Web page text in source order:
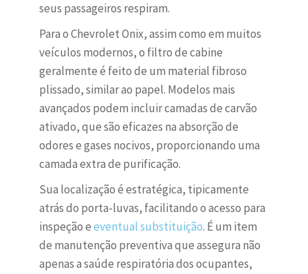
seus passageiros respiram.
Para o Chevrolet Onix, assim como em muitos
veículos modernos, o filtro de cabine
geralmente é feito de um material fibroso
plissado, similar ao papel. Modelos mais
avançados podem incluir camadas de carvão
ativado, que são eficazes na absorção de
odores e gases nocivos, proporcionando uma
camada extra de purificação.
Sua localização é estratégica, tipicamente
atrás do porta-luvas, facilitando o acesso para
inspeção eeventual substituição. É um item
de manutenção preventiva que assegura não
apenas a saúde respiratória dos ocupantes,